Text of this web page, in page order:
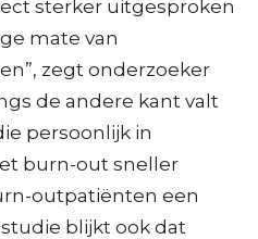
sterker uitgesproken
mate van
zegt onderzoeker
de andere kant valt
persoonlijk in
burn-out sneller
outpatiënten een
blijkt ook dat